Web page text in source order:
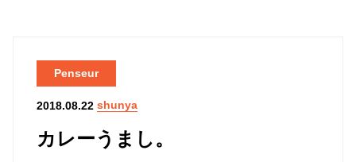
カレーうまし。
Penseur
2018.08.22 shunya